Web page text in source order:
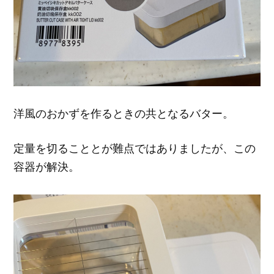
洋風のおかずを作るときの共となるバター。
定量を切ることとが難点ではありましたが、この
容器が解決。